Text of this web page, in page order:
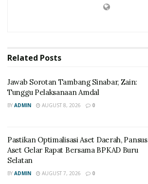
Related Posts
Jawab Sorotan Tambang Sinabar, Zain:
Tunggu Pelaksanaan Amdal
BY ADMIN AUGUST 8, 2026 0
Pastikan Optimalisasi Aset Daerah, Pansus
Aset Gelar Rapat Bersama BPKAD Buru
Selatan
BY ADMIN AUGUST 7, 2026 0